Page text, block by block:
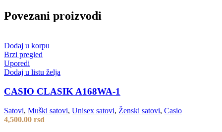
Povezani proizvodi
Dodaj u korpu
Brzi pregled
Uporedi
Dodaj u listu želja
CASIO CLASIK A168WA-1
Satovi, Muški satovi, Unisex satovi, Ženski satovi, Casio
4,500.00 rsd